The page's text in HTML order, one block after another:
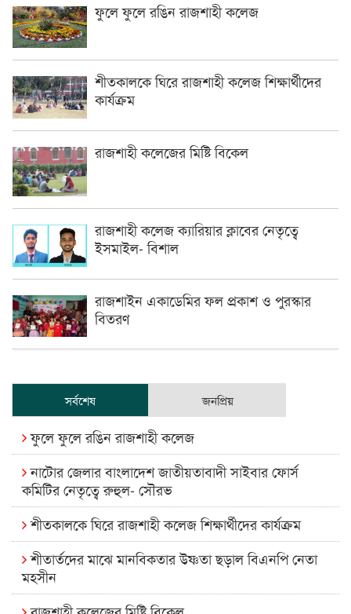
ফুলে ফুলে রঙিন রাজশাহী কলেজ
শীতকালকে ঘিরে রাজশাহী কলেজ শিক্ষার্থীদের
কার্যক্রম
রাজশাহী কলেজের মিষ্টি বিকেল
রাজশাহী কলেজ ক্যারিয়ার ক্লাবের নেতৃত্বে
ইসমাইল- বিশাল
রাজশাইন একাডেমির ফল প্রকাশ ও পুরস্কার
বিতরণ
সর্বশেষ জনপ্রিয়
ফুলে ফুলে রঙিন রাজশাহী কলেজ
নাটোর জেলার বাংলাদেশ জাতীয়তাবাদী সাইবার ফোর্স
কমিটির নেতৃত্বে রুহুল- সৌরভ
শীতকালকে ঘিরে রাজশাহী কলেজ শিক্ষার্থীদের কার্যক্রম
শীতার্তদের মাঝে মানবিকতার উষ্ণতা ছড়াল বিএনপি নেতা
মহসীন